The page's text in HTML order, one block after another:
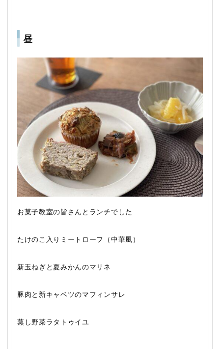
昼
お菓子教室の皆さんとランチでした
たけのこ入りミートローフ（中華風）
新玉ねぎと夏みかんのマリネ
豚肉と新キャベツのマフィンサレ
蒸し野菜ラタトゥイユ